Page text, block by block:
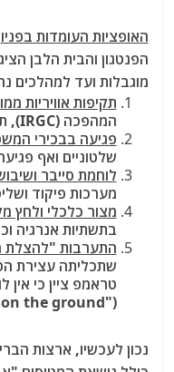
האופציות העומדות בפניו
הפנטגון והבית הלבן
מוגבלות ועד למהלכים
תקיפות אוויריות
המהפכה (IRGC), תשתיות צבאיות, ומחסני טילים.
פגיעה בבכירי
שלטוניים ואף
לוחמת סייבר
מערכות פיקוד
מצור כלכלי ולחץ
בתשתיות אנרגיה
התערבות "להצלת
שתכליתה עצירת
טראמפ ציין כי אין
("Boots on the ground").
נכון לעכשיו, ארצות